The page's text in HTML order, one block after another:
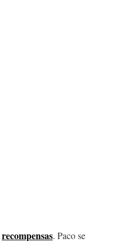
recompensas. Paco se